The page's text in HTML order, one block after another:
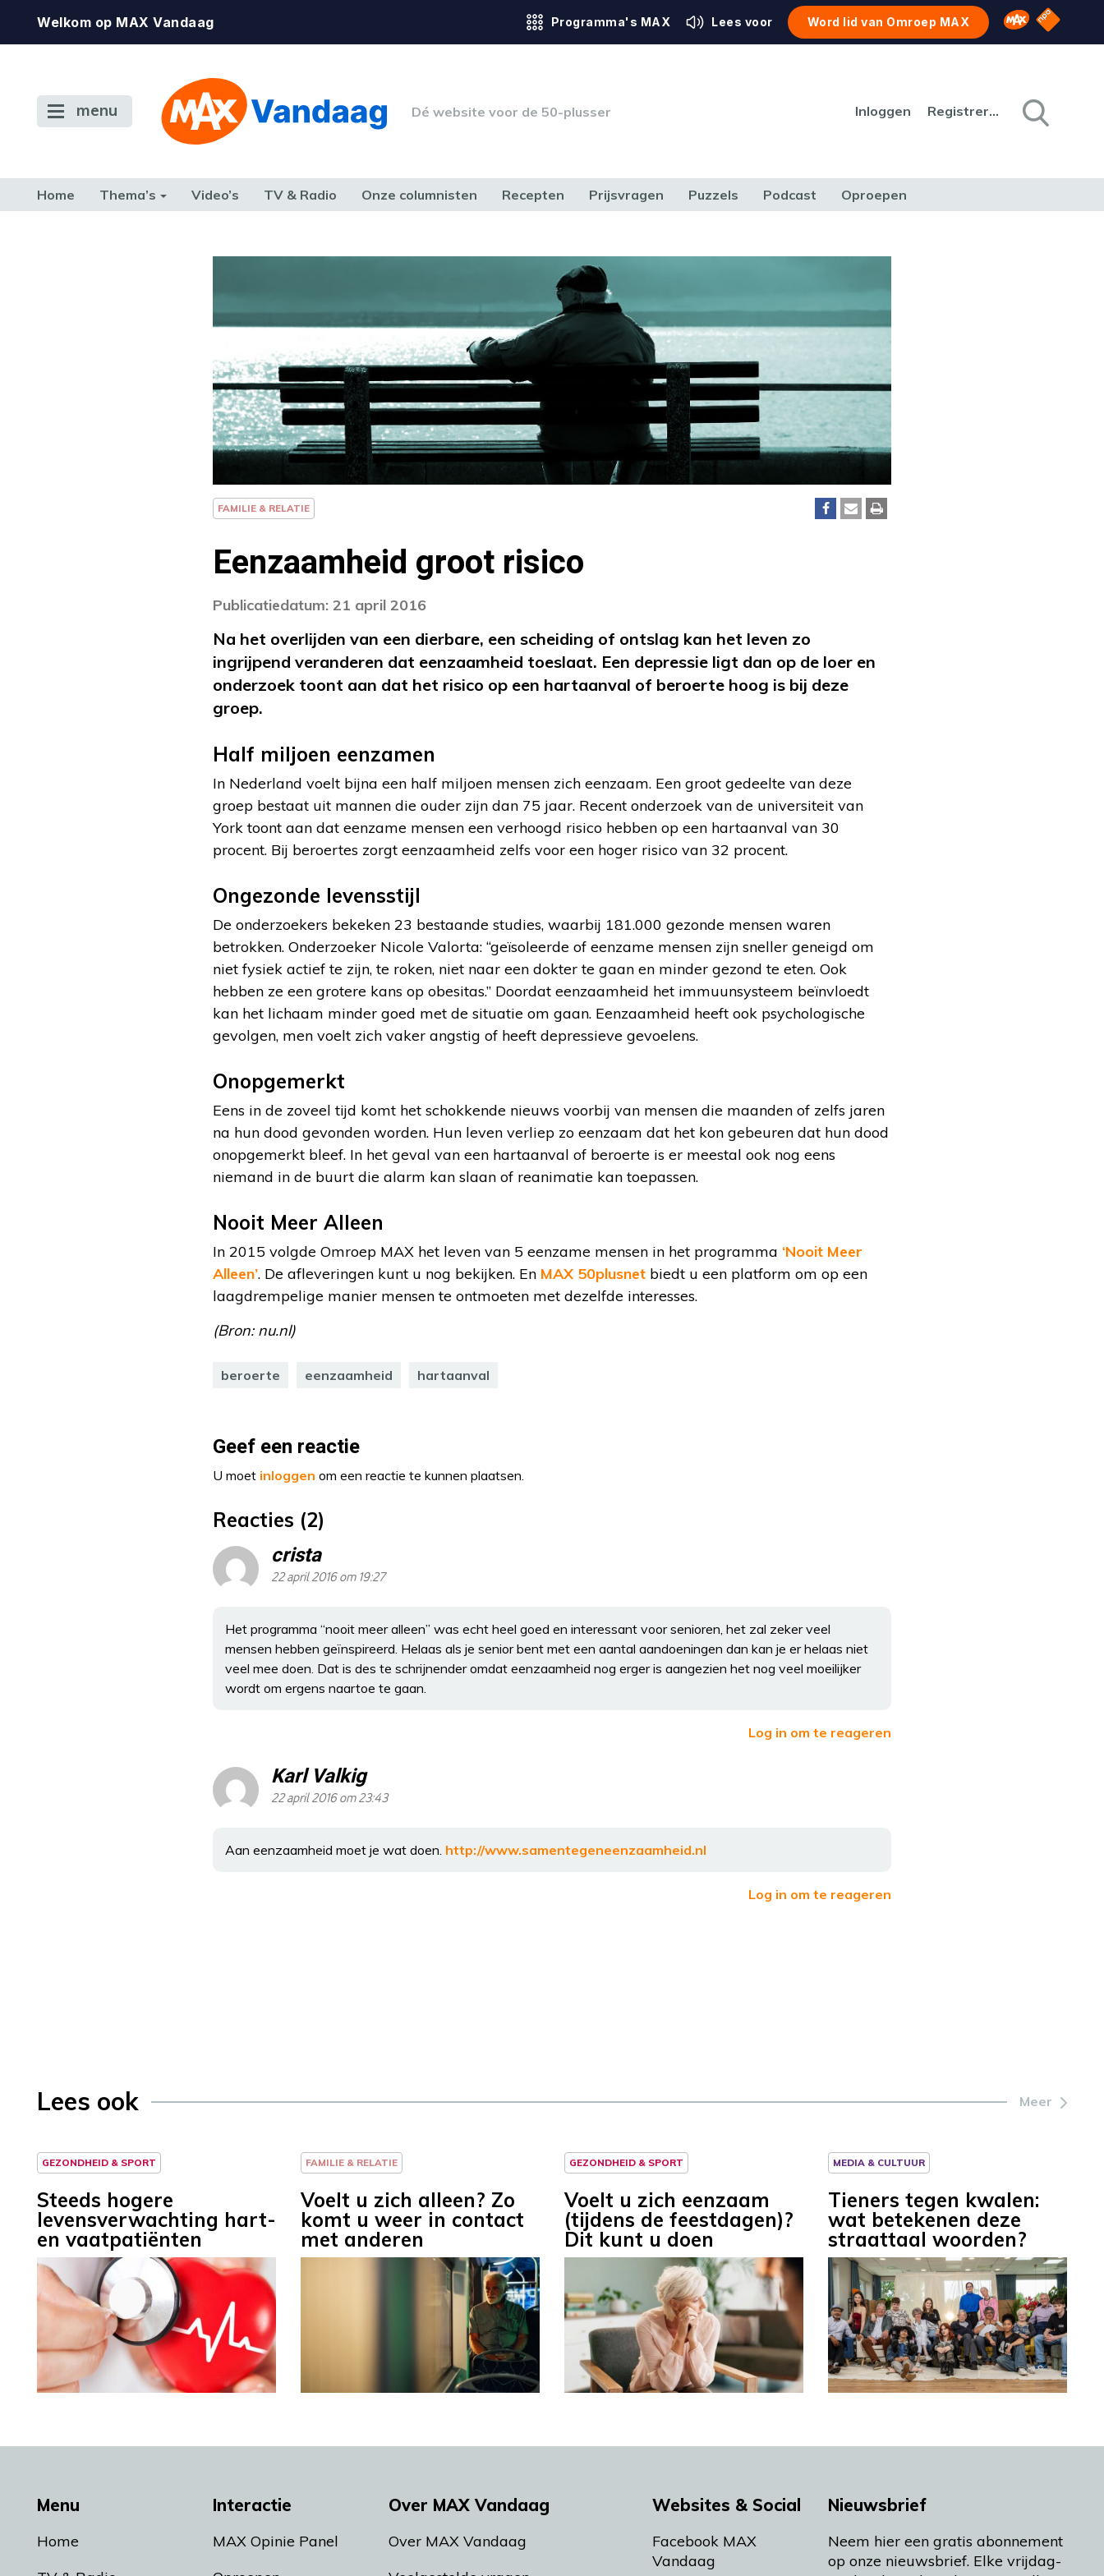
Welkom op MAX Vandaag Programma's MAX Lees voor Word lid van Omroep MAX Omroep MAX
NPO
menu Dé website voor de 50-plusser Inloggen Registreren
Home Thema’s Video’s TV & Radio Onze columnisten Recepten Prijsvragen Puzzels Podcast Oproepen
FAMILIE & RELATIE
Eenzaamheid groot risico
Publicatiedatum: 21 april 2016
Na het overlijden van een dierbare, een scheiding of ontslag kan het leven zo
ingrijpend veranderen dat eenzaamheid toeslaat. Een depressie ligt dan op de loer en
onderzoek toont aan dat het risico op een hartaanval of beroerte hoog is bij deze
groep.
Half miljoen eenzamen
In Nederland voelt bijna een half miljoen mensen zich eenzaam. Een groot gedeelte van deze
groep bestaat uit mannen die ouder zijn dan 75 jaar. Recent onderzoek van de universiteit van
York toont aan dat eenzame mensen een verhoogd risico hebben op een hartaanval van 30
procent. Bij beroertes zorgt eenzaamheid zelfs voor een hoger risico van 32 procent.
Ongezonde levensstijl
De onderzoekers bekeken 23 bestaande studies, waarbij 181.000 gezonde mensen waren
betrokken. Onderzoeker Nicole Valorta: “geïsoleerde of eenzame mensen zijn sneller geneigd om
niet fysiek actief te zijn, te roken, niet naar een dokter te gaan en minder gezond te eten. Ook
hebben ze een grotere kans op obesitas.” Doordat eenzaamheid het immuunsysteem beïnvloedt
kan het lichaam minder goed met de situatie om gaan. Eenzaamheid heeft ook psychologische
gevolgen, men voelt zich vaker angstig of heeft depressieve gevoelens.
Onopgemerkt
Eens in de zoveel tijd komt het schokkende nieuws voorbij van mensen die maanden of zelfs jaren
na hun dood gevonden worden. Hun leven verliep zo eenzaam dat het kon gebeuren dat hun dood
onopgemerkt bleef. In het geval van een hartaanval of beroerte is er meestal ook nog eens
niemand in de buurt die alarm kan slaan of reanimatie kan toepassen.
Nooit Meer Alleen
In 2015 volgde Omroep MAX het leven van 5 eenzame mensen in het programma ‘Nooit Meer
Alleen’. De afleveringen kunt u nog bekijken. En MAX 50plusnet biedt u een platform om op een
laagdrempelige manier mensen te ontmoeten met dezelfde interesses.
(Bron: nu.nl)
beroerte eenzaamheid hartaanval
Geef een reactie
U moet inloggen om een reactie te kunnen plaatsen.
Reacties (2)
crista
22 april 2016 om 19:27
Het programma “nooit meer alleen” was echt heel goed en interessant voor senioren, het zal zeker veel
mensen hebben geïnspireerd. Helaas als je senior bent met een aantal aandoeningen dan kan je er helaas niet
veel mee doen. Dat is des te schrijnender omdat eenzaamheid nog erger is aangezien het nog veel moeilijker
wordt om ergens naartoe te gaan.
Log in om te reageren
Karl Valkig
22 april 2016 om 23:43
Aan eenzaamheid moet je wat doen. http://www.samentegeneenzaamheid.nl
Log in om te reageren
Lees ook Meer
GEZONDHEID & SPORT
Steeds hogere
levensverwachting hart-
en vaatpatiënten
FAMILIE & RELATIE
Voelt u zich alleen? Zo
komt u weer in contact
met anderen
GEZONDHEID & SPORT
Voelt u zich eenzaam
(tijdens de feestdagen)?
Dit kunt u doen
MEDIA & CULTUUR
Tieners tegen kwalen:
wat betekenen deze
straattaal woorden?
Menu
Home
Interactie
MAX Opinie Panel
Over MAX Vandaag
Over MAX Vandaag
Websites & Social
Facebook MAX
Vandaag
Nieuwsbrief
Neem hier een gratis abonnement
op onze nieuwsbrief. Elke vrijdag-